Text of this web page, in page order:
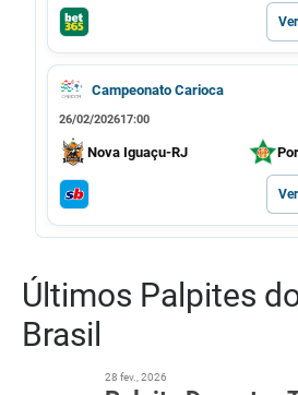
Campeonato Carioca
26/02/202617:00
Nova Iguaçu-RJ
Últimos Palpites
Brasil
28 fev., 2026